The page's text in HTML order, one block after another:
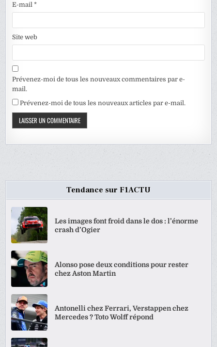
E-mail*
Site web
Prévenez-moi de tous les nouveaux commentaires par e-
mail.
Prévenez-moi de tous les nouveaux articles par e-mail.
Tendance sur F1ACTU
Les images font froid dans le dos : l’énorme
crash d’Ogier
Alonso pose deux conditions pour rester
chez Aston Martin
Antonelli chez Ferrari, Verstappen chez
Mercedes ? Toto Wolff répond